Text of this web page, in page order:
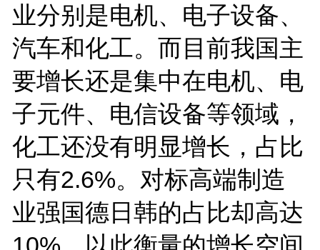
业分别是电机、电子设备、
汽车和化工。而目前我国主
要增长还是集中在电机、电
子元件、电信设备等领域，
化工还没有明显增长，占比
只有2.6%。对标高端制造
业强国德日韩的占比却高达